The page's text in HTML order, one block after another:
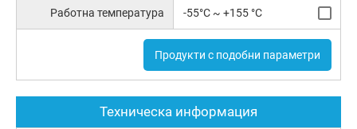
Работна температура -55°C ~ +155 °C
Продукти с подобни параметри
Техническа информация